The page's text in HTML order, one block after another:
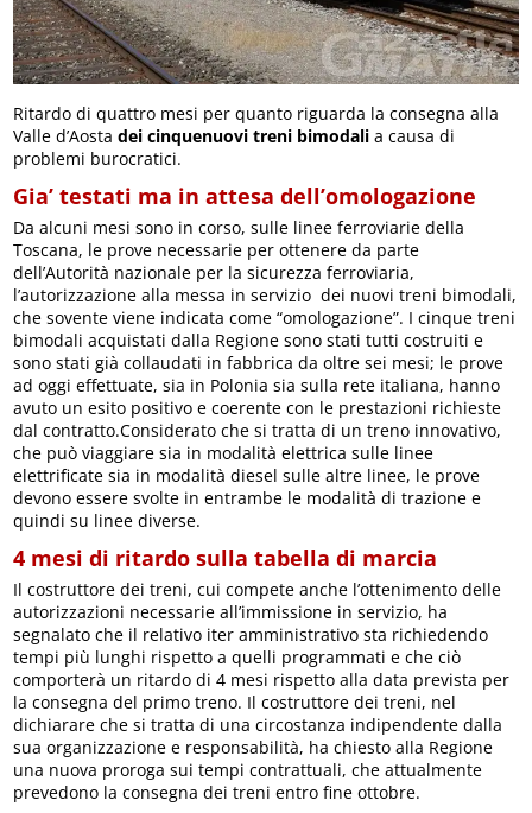
Ritardo di quattro mesi per quanto riguarda la consegna alla
Valle d’Aostadei cinquenuovi treni bimodali a causa di
problemi burocratici.
Gia’ testati ma in attesa dell’omologazione
Da alcuni mesi sono in corso, sulle linee ferroviarie della
Toscana, le prove necessarie per ottenere da parte
dell’Autorità nazionale per la sicurezza ferroviaria,
l’autorizzazione alla messa in servizio dei nuovi treni bimodali,
che sovente viene indicata come “omologazione”. I cinque treni
bimodali acquistati dalla Regione sono stati tutti costruiti e
sono stati già collaudati in fabbrica da oltre sei mesi; le prove
ad oggi effettuate, sia in Polonia sia sulla rete italiana, hanno
avuto un esito positivo e coerente con le prestazioni richieste
dal contratto.Considerato che si tratta di un treno innovativo,
che può viaggiare sia in modalità elettrica sulle linee
elettrificate sia in modalità diesel sulle altre linee, le prove
devono essere svolte in entrambe le modalità di trazione e
quindi su linee diverse.
4 mesi di ritardo sulla tabella di marcia
Il costruttore dei treni, cui compete anche l’ottenimento delle
autorizzazioni necessarie all’immissione in servizio, ha
segnalato che il relativo iter amministrativo sta richiedendo
tempi più lunghi rispetto a quelli programmati e che ciò
comporterà un ritardo di 4 mesi rispetto alla data prevista per
la consegna del primo treno. Il costruttore dei treni, nel
dichiarare che si tratta di una circostanza indipendente dalla
sua organizzazione e responsabilità, ha chiesto alla Regione
una nuova proroga sui tempi contrattuali, che attualmente
prevedono la consegna dei treni entro fine ottobre.